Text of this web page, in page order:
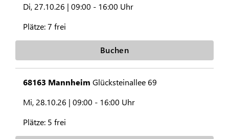
Di, 27.10.26 | 09:00 - 16:00 Uhr
Plätze:7 frei
Buchen
68163 Mannheim Glücksteinallee 69
Mi, 28.10.26 | 09:00 - 16:00 Uhr
Plätze: 5 frei